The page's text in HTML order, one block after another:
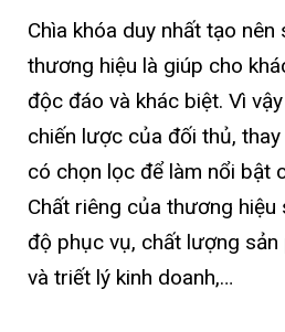
Chìa khóa duy nhất tạo
thương hiệu là giúp cho
độc đáo và khác biệt. Vì
chiến lược của đối thủ,
có chọn lọc để làm nổi bật
Chất riêng của thương hiệu
độ phục vụ, chất lượng sản
và triết lý kinh doanh,…